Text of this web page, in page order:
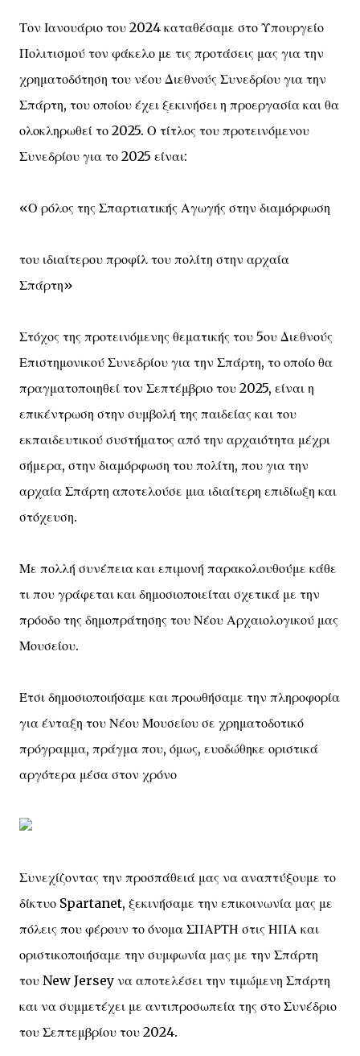
Τον Ιανουάριο του 2024 καταθέσαμε στο Υπουργείο
Πολιτισμού τον φάκελο με τις προτάσεις μας για την
χρηματοδότηση του νέου Διεθνούς Συνεδρίου για την
Σπάρτη, του οποίου έχει ξεκινήσει η προεργασία και θα
ολοκληρωθεί το 2025. Ο τίτλος του προτεινόμενου
Συνεδρίου για το 2025 είναι:
«Ο ρόλος της Σπαρτιατικής Αγωγής στην διαμόρφωση
του ιδιαίτερου προφίλ του πολίτη στην αρχαία
Σπάρτη»
Στόχος της προτεινόμενης θεματικής του 5ου Διεθνούς
Επιστημονικού Συνεδρίου για την Σπάρτη, το οποίο θα
πραγματοποιηθεί τον Σεπτέμβριο του 2025, είναι η
επικέντρωση στην συμβολή της παιδείας και του
εκπαιδευτικού συστήματος από την αρχαιότητα μέχρι
σήμερα, στην διαμόρφωση του πολίτη, που για την
αρχαία Σπάρτη αποτελούσε μια ιδιαίτερη επιδίωξη και
στόχευση.
Με πολλή συνέπεια και επιμονή παρακολουθούμε κάθε
τι που γράφεται και δημοσιοποιείται σχετικά με την
πρόοδο της δημοπράτησης του Νέου Αρχαιολογικού μας
Μουσείου.
Έτσι δημοσιοποιήσαμε και προωθήσαμε την πληροφορία
για ένταξη του Νέου Μουσείου σε χρηματοδοτικό
πρόγραμμα, πράγμα που, όμως, ευοδώθηκε οριστικά
αργότερα μέσα στον χρόνο
Συνεχίζοντας την προσπάθειά μας να αναπτύξουμε το
δίκτυο Spartanet, ξεκινήσαμε την επικοινωνία μας με
πόλεις που φέρουν το όνομα ΣΠΑΡΤΗ στις ΗΠΑ και
οριστικοποιήσαμε την συμφωνία μας με την Σπάρτη
του New Jersey να αποτελέσει την τιμώμενη Σπάρτη
και να συμμετέχει με αντιπροσωπεία της στο Συνέδριο
του Σεπτεμβρίου του 2024.